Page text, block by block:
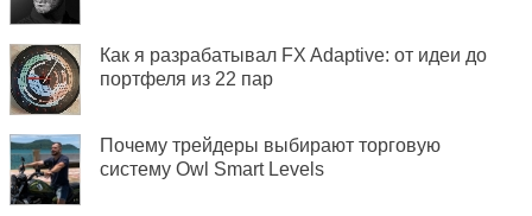
Как я разрабатывал FX Adaptive: от идеи до
портфеля из 22 пар
Почему трейдеры выбирают торговую
систему Owl Smart Levels